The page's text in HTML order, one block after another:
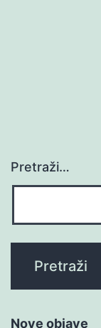
Pretraži…
Nove objave